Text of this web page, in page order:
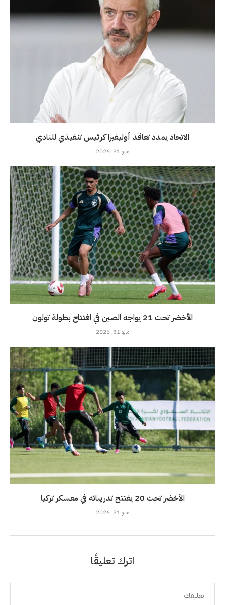
الاتحاد يمدد تعاقد أوليفيرا كرئيس تنفيذي للنادي
مايو 31, 2026
الأخضر تحت 21 يواجه الصين في افتتاح بطولة تولون
مايو 31, 2026
الأخضر تحت 20 يفتتح تدريباته في معسكر تركيا
مايو 31, 2026
اترك تعليقًا